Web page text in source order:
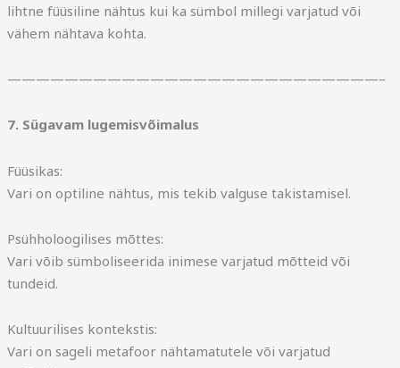
lihtne füüsiline nähtus kui ka sümbol millegi varjatud või
vähem nähtava kohta.
——————————————————————————–
7. Sügavam lugemisvõimalus
Füüsikas:
Vari on optiline nähtus, mis tekib valguse takistamisel.
Psühholoogilises mõttes:
Vari võib sümboliseerida inimese varjatud mõtteid või
tundeid.
Kultuurilises kontekstis:
Vari on sageli metafoor nähtamatutele või varjatud